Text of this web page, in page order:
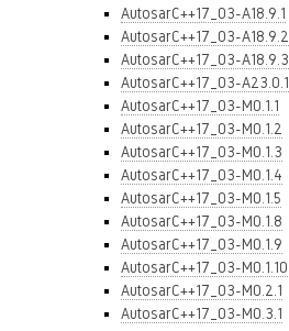
AutosarC++17_03-A18.9.1
AutosarC++17_03-A18.9.2
AutosarC++17_03-A18.9.3
AutosarC++17_03-A23.0.1
AutosarC++17_03-M0.1.1
AutosarC++17_03-M0.1.2
AutosarC++17_03-M0.1.3
AutosarC++17_03-M0.1.4
AutosarC++17_03-M0.1.5
AutosarC++17_03-M0.1.8
AutosarC++17_03-M0.1.9
AutosarC++17_03-M0.1.10
AutosarC++17_03-M0.2.1
AutosarC++17_03-M0.3.1